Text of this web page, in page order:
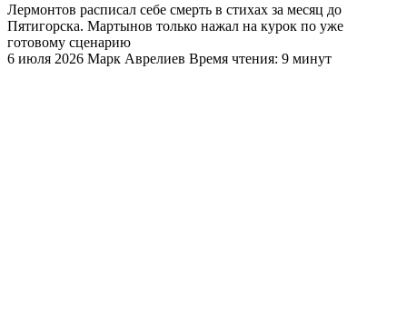
Лермонтов расписал себе смерть в стихах за месяц до
Пятигорска. Мартынов только нажал на курок по уже
готовому сценарию
6 июля 2026 Марк Аврелиев Время чтения: 9 минут